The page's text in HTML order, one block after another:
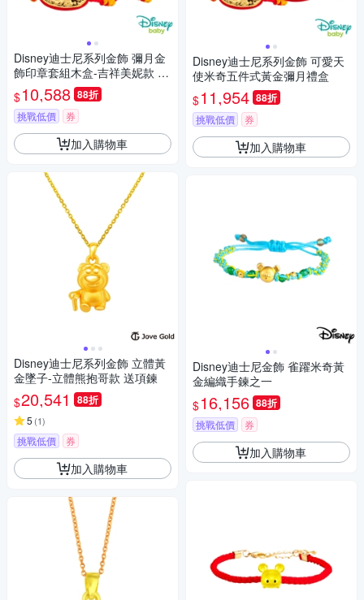
Disney迪士尼系列金飾 彌月金
飾印章套組木盒-吉祥美妮款 0.
25錢
$10,588 88折
挑戰低價 券
加入購物車
Disney迪士尼系列金飾 立體黃
金墜子-立體熊抱哥款 送項鍊
$20,541 88折
5 (1)
挑戰低價 券
加入購物車
Disney迪士尼系列金飾 可愛天
使米奇五件式黃金彌月禮盒
$11,954 88折
挑戰低價 券
加入購物車
Disney迪士尼金飾 雀躍米奇黃
金編織手鍊之一
$16,156 88折
挑戰低價 券
加入購物車